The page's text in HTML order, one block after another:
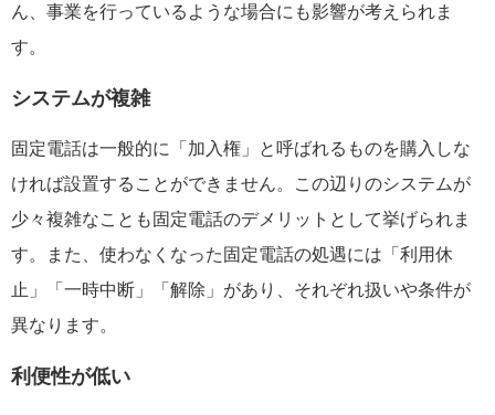
ん、事業を行っているような場合にも影響が考えられま
す。
システムが複雑
固定電話は一般的に「加入権」と呼ばれるものを購入しな
ければ設置することができません。この辺りのシステムが
少々複雑なことも固定電話のデメリットとして挙げられま
す。また、使わなくなった固定電話の処遇には「利用休
止」「一時中断」「解除」があり、それぞれ扱いや条件が
異なります。
利便性が低い